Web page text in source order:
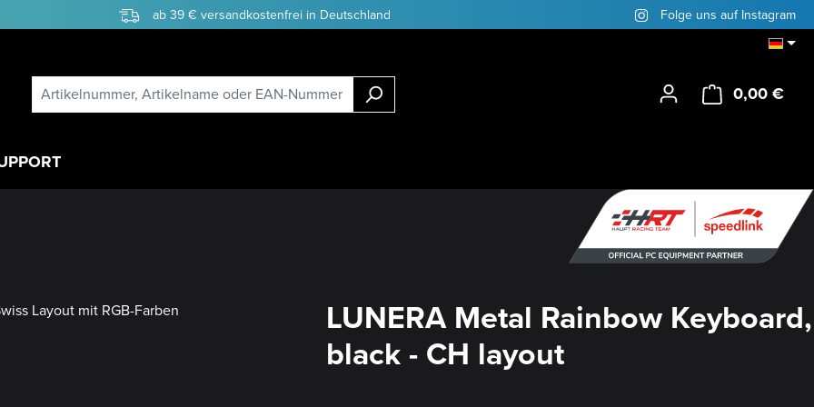
ab 39 € versandkostenfrei in Deutschland Folge uns auf Instagram
0,00 €
LUNERA Metal Rainbow Keyboard,
black - CH layout